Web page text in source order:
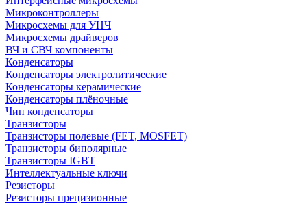
Микроконтроллеры
Микросхемы для УНЧ
Микросхемы драйверов
ВЧ и СВЧ компоненты
Конденсаторы
Конденсаторы электролитические
Конденсаторы керамические
Конденсаторы плёночные
Чип конденсаторы
Транзисторы
Транзисторы полевые (FET, MOSFET)
Транзисторы биполярные
Транзисторы IGBT
Интеллектуальные ключи
Резисторы
Резисторы прецизионные